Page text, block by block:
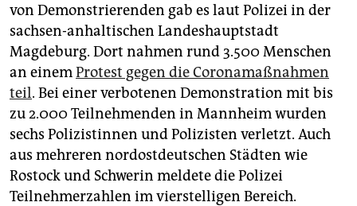
von Demonstrierenden gab es laut Polizei in der
sachsen-anhaltischen Landeshauptstadt
Magdeburg. Dort nahmen rund 3.500 Menschen
an einemProtest gegen die Coronamaßnahmen
teil. Bei einer verbotenen Demonstration mit bis
zu 2.000 Teilnehmenden in Mannheim wurden
sechs Polizistinnen und Polizisten verletzt. Auch
aus mehreren nordostdeutschen Städten wie
Rostock und Schwerin meldete die Polizei
Teilnehmerzahlen im vierstelligen Bereich.